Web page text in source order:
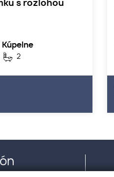
s rozlohou
Kúpelne
2